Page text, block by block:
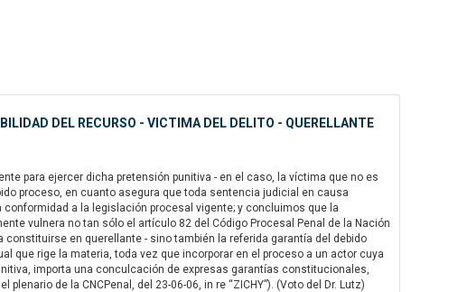
DEL RECURSO - VICTIMA DEL DELITO - QUERELLANTE
para ejercer dicha pretensión punitiva - en el caso, la víctima que no es
proceso, en cuanto asegura que toda sentencia judicial en causa
a la legislación procesal vigente; y concluimos que la
vulnera no tan sólo el artículo 82 del Código Procesal Penal de la Nación
en querellante - sino también la referida garantía del debido
que rige la materia, toda vez que incorporar en el proceso a un actor cuya
importa una conculcación de expresas garantías constitucionales,
de la CNCPenal, del 23-06-06, in re “ZICHY”). (Voto del Dr. Lutz)